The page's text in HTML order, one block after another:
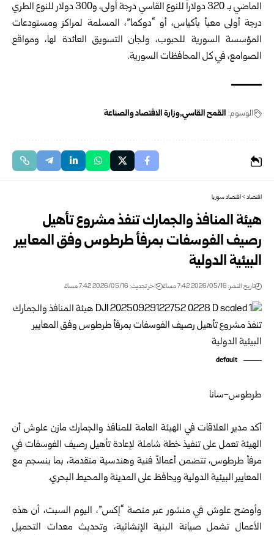
الماضي بـ 320 دولاراً للنوع القاسي درجة أولى، و300 دولار للنوع الطري
درجة أولى معبأ بأكياس، أو “دوكما”، المسلمة لمراكز ومستودعات
المؤسسة السورية للحبوب، ولجان التسويق العائدة لها، ومواقع
الصوامع، في كل المحافظات السورية.
الوسوم: القمح القاسي وزارة الاقتصاد والصناعة
اقتصاد>اقتصاد سوريا
هيئة المنافذ والجمارك تنفذ مشروع تأهيل
رصيف الفوسفات بمرفأ طرطوس وفق ‏المعايير
البيئية الدولية
تاريخ النشر: 2026/05/16 7:42 مساءً اخر تحديث: 2026/05/16 7:42 مساءً
default
طرطوس-سانا‏
أكد مدير العلاقات في الهيئة العامة للمنافذ والجماركمازن علوش أن
الهيئة تعمل على ‏تنفيذ خطة شاملة لإعادة تأهيل رصيف الفوسفات في
مرفأ طرطوس، تتضمن أعمالاً فنية ‏وهندسية متقدمة، بما ينسجم مع
المعايير البيئية الدولية ويحافظ على المدينة والمحيط ‏البحري.‏
وأوضح علوش في منشور عبر منصة “إكس”، اليوم السبت، أن هذه
الأعمال تشمل ‏صيانة البنية الإنشائية، وتحديث معدات التحميل